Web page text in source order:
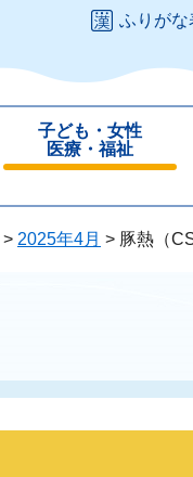
ふりがな
子ども・女性
医療・福祉
じ
る
> 2025年4月 > 豚熱（